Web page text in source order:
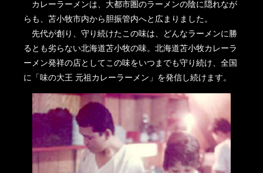
カレーラーメンは、大都市圏のラーメンの陰に隠れなが
らも、苫小牧市内から胆振管内へと広まりました。
先代が創り、守り続けたこの味は、どんなラーメンに勝
るとも劣らない北海道苫小牧の味。北海道苫小牧カレーラ
ーメン発祥の店としてこの味をいつまでも守り続け、全国
に「味の大王 元祖カレーラーメン」を発信し続けます。